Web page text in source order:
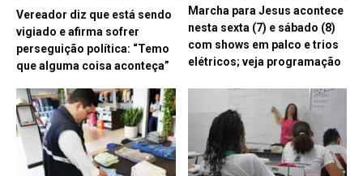
Vereador diz que está sendo
vigiado e afirma sofrer
perseguição política: “Temo
que alguma coisa aconteça”
Marcha para Jesus acontece
nesta sexta (7) e sábado (8)
com shows em palco e trios
elétricos; veja programação